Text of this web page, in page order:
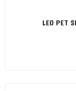
LEO PET